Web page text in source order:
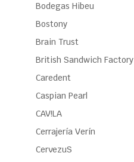
Bodegas Hibeu
Bostony
Brain Trust
British Sandwich Factory
Caredent
Caspian Pearl
CAV!LA
Cerrajería Verín
CervezuS